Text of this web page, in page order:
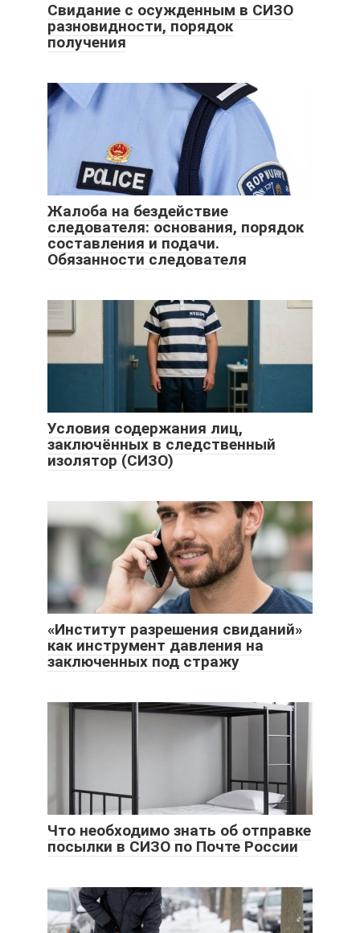
Свидание с осужденным в СИЗО
разновидности, порядок
получения
Жалоба на бездействие
следователя: основания, порядок
составления и подачи.
Обязанности следователя
Условия содержания лиц,
заключённых в следственный
изолятор (СИЗО)
«Институт разрешения свиданий»
как инструмент давления на
заключенных под стражу
Что необходимо знать об отправке
посылки в СИЗО по Почте России